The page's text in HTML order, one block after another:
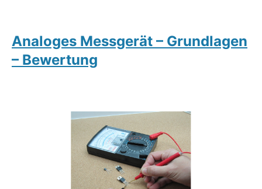
Analoges Messgerät – Grundlagen
– Bewertung